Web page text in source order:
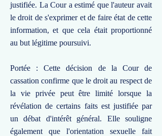
justifiée. La Cour a estimé que l'auteur avait
le droit de s'exprimer et de faire état de cette
information, et que cela était proportionné
au but légitime poursuivi.
Portée : Cette décision de la Cour de
cassation confirme que le droit au respect de
la vie privée peut être limité lorsque la
révélation de certains faits est justifiée par
un débat d'intérêt général. Elle souligne
également que l'orientation sexuelle fait